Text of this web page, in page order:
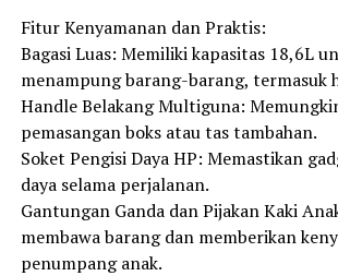
Fitur Kenyamanan dan Praktis:
Bagasi Luas: Memiliki kapasitas 18,6L
menampung barang-barang, termasuk
Handle Belakang Multiguna:
pemasangan boks atau tas tambahan.
Soket Pengisi Daya HP: Memastikan
daya selama perjalanan.
Gantungan Ganda dan Pijakan Kaki
membawa barang dan memberikan
penumpang anak.